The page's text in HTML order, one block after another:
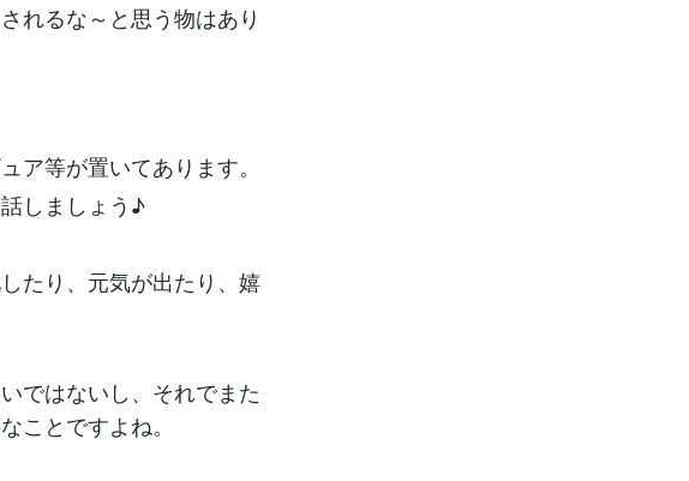
れるな～と思う物はあり
ア等が置いてあります。
しましょう♪
たり、元気が出たり、嬉
ではないし、それでまた
ことですよね。